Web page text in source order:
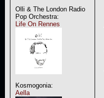
Olli & The London Radio
Pop Orchestra:
Life On Rennes
Kosmogonia:
Aella